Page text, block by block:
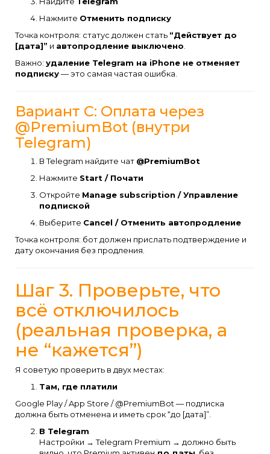
Нажмите Отменить подписку
Точка контроля: статус должен стать “Действует до
[дата]” и автопродление выключено.
Важно: удаление Telegram на iPhone не отменяет
подписку— это самая частая ошибка.
Вариант C: Оплата через
@PremiumBot (внутри
Telegram)
В Telegram найдите чат @PremiumBot
Нажмите Start / Почати
Откройте Manage subscription / Управление
подпиской
Выберите Cancel / Отменить автопродление
Точка контроля: бот должен прислать подтверждение и
дату окончания без продления.
Шаг 3. Проверьте, что
всё отключилось
(реальная проверка, а
не “кажется”)
Я советую проверить в двух местах:
Там, где платили
Google Play / App Store / @PremiumBot — подписка
должна быть отменена и иметь срок “до [дата]”.
В Telegram
Настройки → Telegram Premium → должно быть